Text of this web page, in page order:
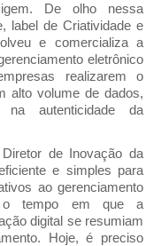
De olho nessa
label de Criatividade e
e comercializa a
eletrônico
realizarem o
alto volume de dados,
na autenticidade da
de Inovação da
e simples para
ao gerenciamento
o tempo em que a
digital se resumiam
Hoje, é preciso